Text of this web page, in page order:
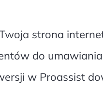
strona
do
w Proassist